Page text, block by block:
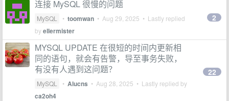
连接 MySQL 很慢的问题
MySQL • toomwan • Aug 29, 2025 • Lastly replied
byellermister
2
MYSQL UPDATE 在很短的时间内更新相
同的语句，就会有告警，导至事务失败，
有没有人遇到这问题？
MySQL • Alucns • Aug 28, 2025 • Lastly replied by
ca2oh4
22